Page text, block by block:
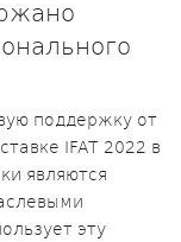
поддержку от
IFAT 2022 в
являются
эту